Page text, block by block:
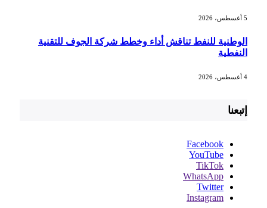
الوطنية للنفط تناقش أداء وخطط شركة الجوف للتقنية
النفطية
إتبعنا
Facebook
YouTube
TikTok
WhatsApp
Twitter
Instagram